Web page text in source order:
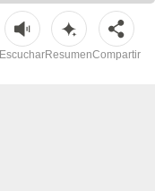
EscucharResumenCompartir